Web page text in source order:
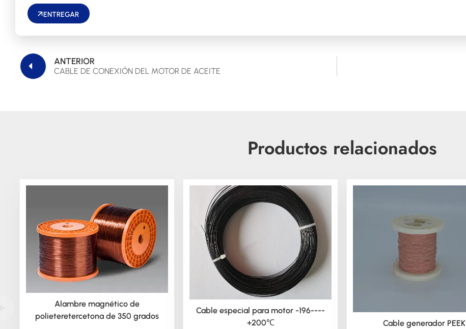
ENTREGAR
ANTERIOR
CABLE DE CONEXIÓN DEL MOTOR DE ACEITE
Productos relacionados
Alambre magnético de
polieteretercetona de 350 grados
Cable especial para motor -196----
+200℃
Cable generador PEEK